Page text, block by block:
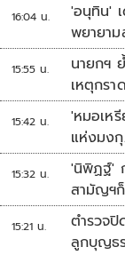
16:04 น.
'อนุทิน'
พยายา
2'
15:55 น.
นายกฯ
เหตุกร
ด่านตรว
15:42 น.
'หมอเห
แห่งมง
ปลอดภั
15:32 น.
'นิพิฏฐ์'
สามัญฯ
เสียชีวิต
15:21 น.
ตำรวจ
ลูกบุญธ